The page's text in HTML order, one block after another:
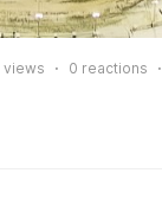
views 0 reactions